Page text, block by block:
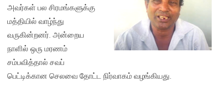
அவர்கள் பல சிரமங்களுக்கு
மத்தியில் வாழ்ந்து
வருகின்றனர். அன்றைய
நாளில் ஒரு மரணம்
சம்பவித்தால் சவப்
பெட்டிக்கான செலவை தோட்ட நிர்வாகம் வழங்கியது.